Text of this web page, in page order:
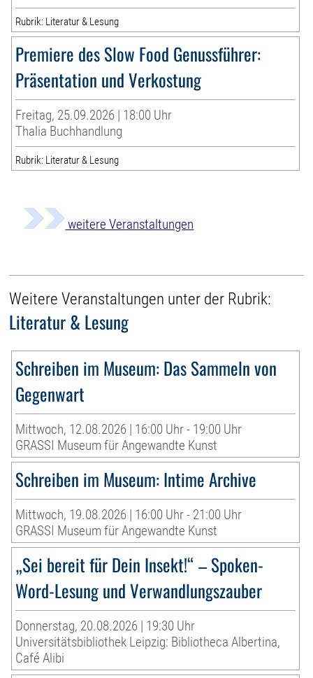
Rubrik: Literatur & Lesung
Premiere des Slow Food Genussführer:
Präsentation und Verkostung
Freitag, 25.09.2026 | 18:00 Uhr
Thalia Buchhandlung
Rubrik: Literatur & Lesung
weitere Veranstaltungen
Weitere Veranstaltungen unter der Rubrik:
Literatur & Lesung
Schreiben im Museum: Das Sammeln von
Gegenwart
Mittwoch, 12.08.2026 | 16:00 Uhr - 19:00 Uhr
GRASSI Museum für Angewandte Kunst
Schreiben im Museum: Intime Archive
Mittwoch, 19.08.2026 | 16:00 Uhr - 21:00 Uhr
GRASSI Museum für Angewandte Kunst
„Sei bereit für Dein Insekt!“ – Spoken-
Word-Lesung und Verwandlungszauber
Donnerstag, 20.08.2026 | 19:30 Uhr
Universitätsbibliothek Leipzig: Bibliotheca Albertina,
Café Alibi